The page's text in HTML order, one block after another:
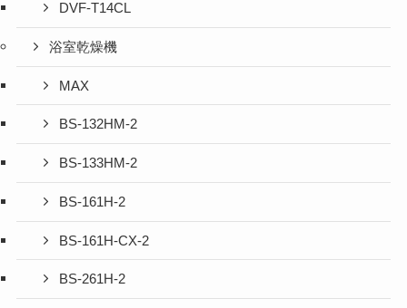
DVF-T14CL
浴室乾燥機
MAX
BS-132HM-2
BS-133HM-2
BS-161H-2
BS-161H-CX-2
BS-261H-2